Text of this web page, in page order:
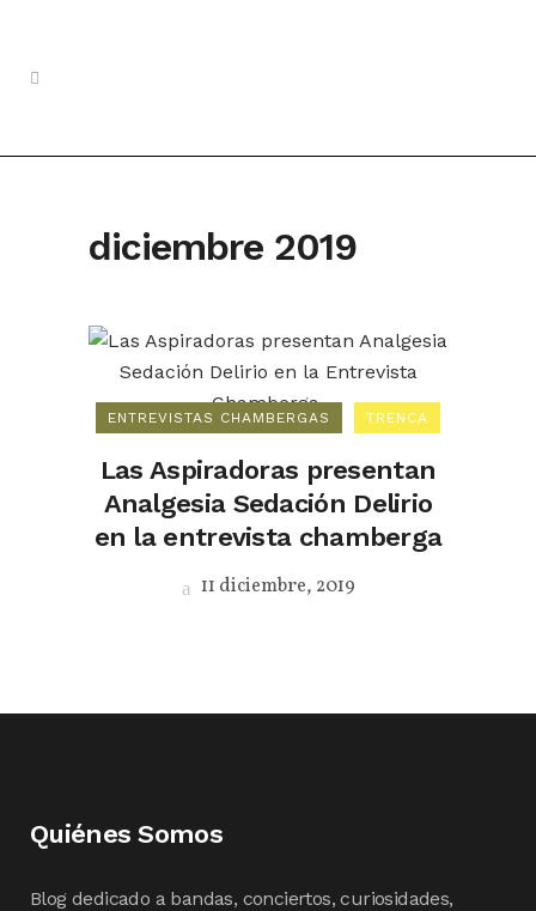
diciembre 2019
ENTREVISTAS CHAMBERGAS TRENCA
Las Aspiradoras presentan
Analgesia Sedación Delirio
en la entrevista chamberga
11 diciembre, 2019
Quiénes Somos
Blog dedicado a bandas, conciertos, curiosidades,